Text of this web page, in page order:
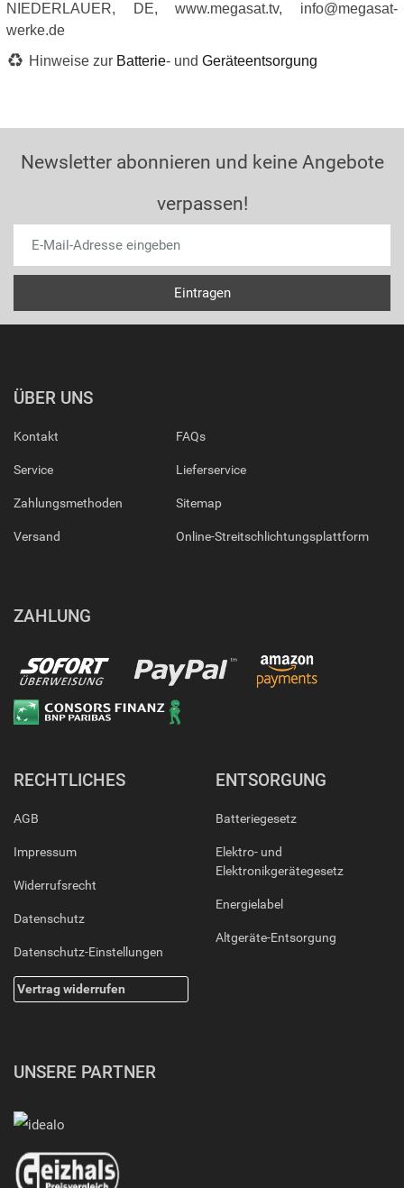
NIEDERLAUER, DE, www.megasat.tv, info@megasat-
werke.de
Hinweise zur Batterie- und Geräteentsorgung
Newsletter abonnieren und keine Angebote
verpassen!
ÜBER UNS
Kontakt
Service
Zahlungsmethoden
Versand
FAQs
Lieferservice
Sitemap
Online-Streitschlichtungsplattform
ZAHLUNG
RECHTLICHES
AGB
Impressum
Widerrufsrecht
Datenschutz
Datenschutz-Einstellungen
Vertrag widerrufen
ENTSORGUNG
Batteriegesetz
Elektro- und
Elektronikgerätegesetz
Energielabel
Altgeräte-Entsorgung
UNSERE PARTNER